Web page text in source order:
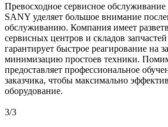
Превосходное сервисное
SANY уделяет большое внимание
обслуживанию. Компания имеет
сервисных центров и складов
гарантирует быстрое реагирование на
минимизацию простоев техники.
предоставляет профессиональное
заказчика, чтобы максимально
оборудование.
3/3